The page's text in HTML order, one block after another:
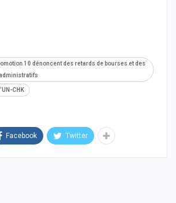
10 dénoncent des retards de bourses et des
CHK
Facebook Twitter